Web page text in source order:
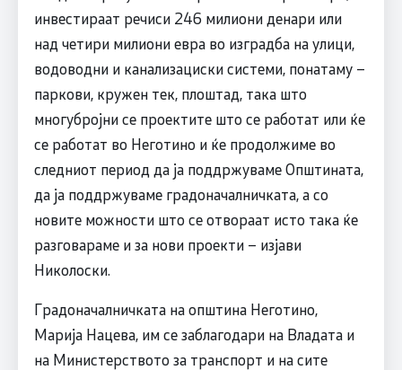
инвестираат речиси 246 милиони денари или
над четири милиони евра во изградба на улици,
водоводни и канализациски системи, понатаму –
паркови, кружен тек, плоштад, така што
многубројни се проектите што се работат или ќе
се работат во Неготино и ќе продолжиме во
следниот период да ја поддржуваме Општината,
да ја поддржуваме градоначалничката, а со
новите можности што се отвораат исто така ќе
разговараме и за нови проекти – изјави
Николоски.
Градоначалничката на општина Неготино,
Марија Нацева, им се заблагодари на Владата и
на Министерството за транспорт и на сите